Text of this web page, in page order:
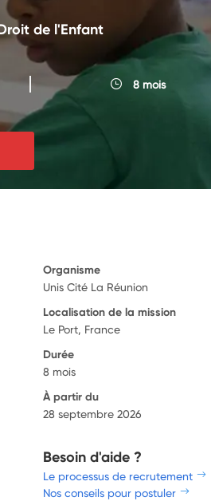
de l'Enfant
8 mois
Organisme
Unis Cité La Réunion
Localisation de la mission
Le Port, France
Durée
8 mois
À partir du
28 septembre 2026
Besoin d'aide ?
Le processus de recrutement
Nos conseils pour postuler